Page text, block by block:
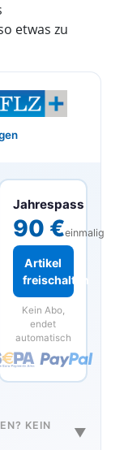
etwas zu
Jahrespass
90 €einmalig
Artikel
freischalten
Kein Abo,
endet
automatisch
KEIN
▼